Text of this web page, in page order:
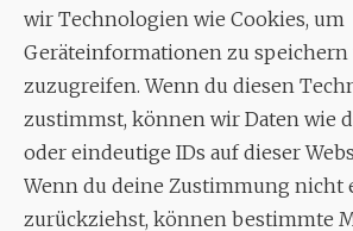
wir Technologien wie Cookies, um
Geräteinformationen zu speichern
zuzugreifen. Wenn du diesen
zustimmst, können wir Daten wie
oder eindeutige IDs auf dieser
Wenn du deine Zustimmung nicht
zurückziehst, können bestimmte
70619 Stuttgart
MUSIK
Musikalischer
Enrico Trummer
Tel.+49 (0)177 / 34 23